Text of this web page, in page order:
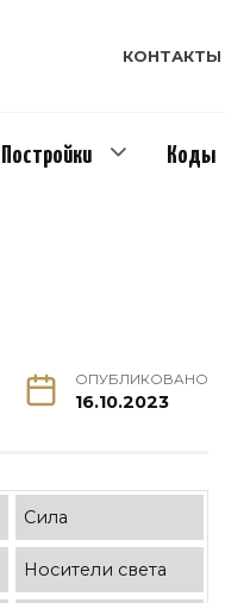
КОНТАКТЫ
Постройки Коды
ОПУБЛИКОВАНО
16.10.2023
Сила
Носители света